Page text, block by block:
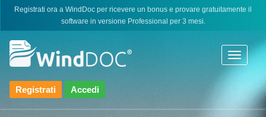
Skip
content
Registrati ora a WindDoc per ricevere un bonus e provare gratuitamente il
software in versione Professional per 3 mesi.
Registrati Accedi